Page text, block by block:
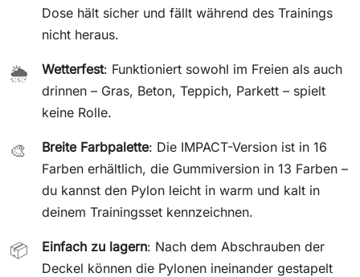
Dose hält sicher und fällt während des Trainings
nicht heraus.
🌦️ Wetterfest: Funktioniert sowohl im Freien als auch
drinnen – Gras, Beton, Teppich, Parkett – spielt
keine Rolle.
🎨 Breite Farbpalette: Die IMPACT-Version ist in 16
Farben erhältlich, die Gummiversion in 13 Farben –
du kannst den Pylon leicht in warm und kalt in
deinem Trainingsset kennzeichnen.
📦 Einfach zu lagern: Nach dem Abschrauben der
Deckel können die Pylonen ineinander gestapelt